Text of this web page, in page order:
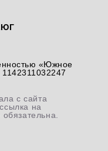
«Южное
с сайта
на